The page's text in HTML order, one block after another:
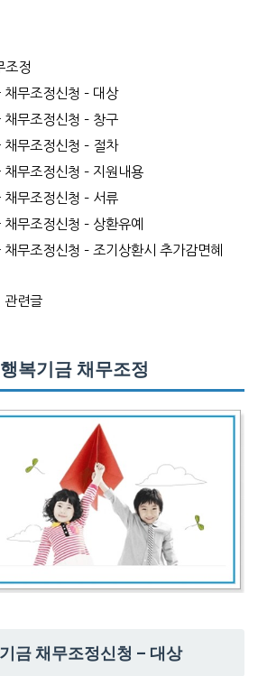
조정
채무조정신청 – 대상
채무조정신청 – 창구
채무조정신청 – 절차
채무조정신청 – 지원내용
채무조정신청 – 서류
무조정신청 – 상환유예
무조정신청 – 조기상환시 추가감면혜
관련글
복기금 채무조정
금 채무조정신청 – 대상